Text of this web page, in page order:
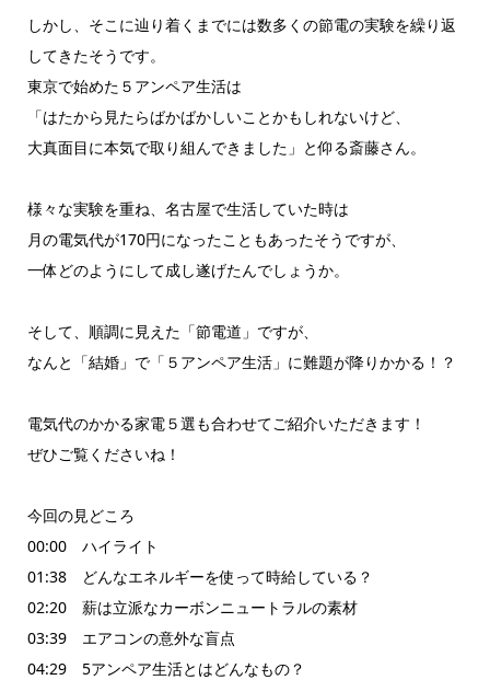
しかし、そこに辿り着くまでには数多くの節電の実験を繰り返
してきたそうです。
東京で始めた５アンペア生活は
「はたから見たらばかばかしいことかもしれないけど、
大真面目に本気で取り組んできました」と仰る斎藤さん。
様々な実験を重ね、名古屋で生活していた時は
月の電気代が170円になったこともあったそうですが、
一体どのようにして成し遂げたんでしょうか。
そして、順調に見えた「節電道」ですが、
なんと「結婚」で「５アンペア生活」に難題が降りかかる！？
電気代のかかる家電５選も合わせてご紹介いただきます！
ぜひご覧くださいね！
今回の見どころ
00:00 ハイライト
01:38 どんなエネルギーを使って時給している？
02:20 薪は立派なカーボンニュートラルの素材
03:39 エアコンの意外な盲点
04:29 5アンペア生活とはどんなもの？